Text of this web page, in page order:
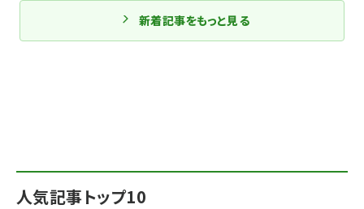
人気記事トップ10
新着記事をもっと見る